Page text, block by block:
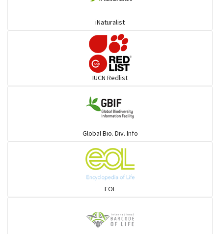
চড়ুই-বাবুই-খঞ্জন-তুলিকা-মুনিয়া
চড়ুই-বাবুই-খঞ্জন-তুলিকা-মুনিয়া
iNaturalist
IUCN Redlist
Global Bio. Div. Info
EOL